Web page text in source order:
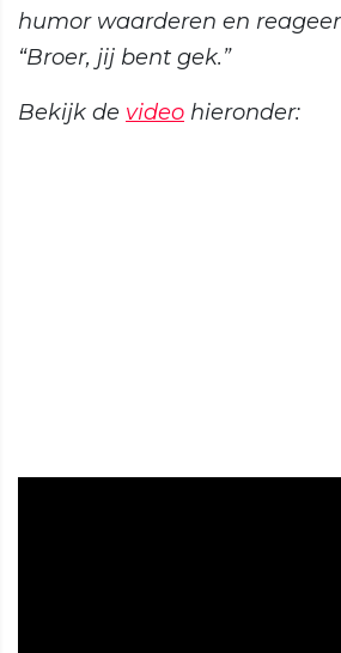
humor waarderen en
“Broer, jij bent gek.”
Bekijk de video hieronder: